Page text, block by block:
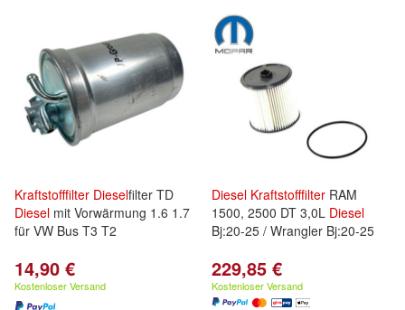
Kraftstofffilter Dieselfilter TD
Diesel mit Vorwärmung 1.6 1.7
für VW Bus T3 T2
14,90 €
Kostenloser Versand
Diesel Kraftstofffilter RAM
1500, 2500 DT 3,0L Diesel
Bj:20-25 / Wrangler Bj:20-25
229,85 €
Kostenloser Versand